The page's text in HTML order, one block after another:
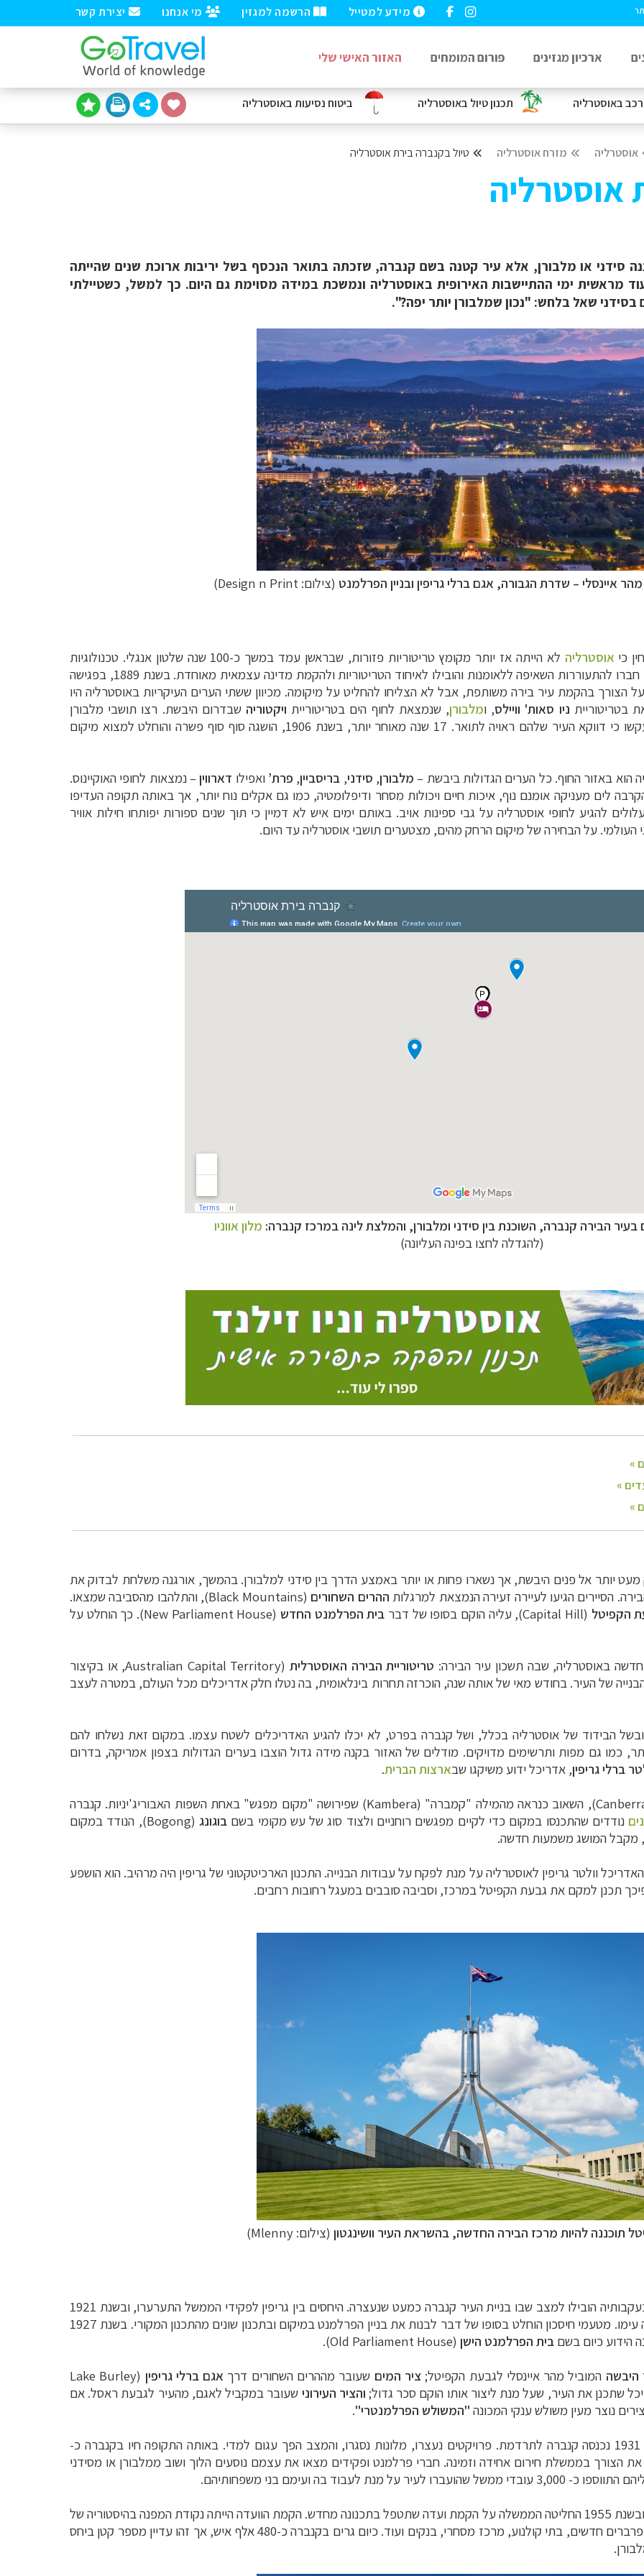
באוסטרליה תכנון טיול באוסטרליה ביטוח נסיעותבאוסטרליה
יצירת קשר מי אנחנו הרשמה למגזין מידע למטייל
ארכיון מגזינים פורום המומחים האזור האישי שלי
אוסטרליה מזרח אוסטרליה טיול בקנברה בירת אוסטרליה
אוסטרליה
סידני או מלבורן, אלא עיר קטנה בשם קנברה, שזכתה בתואר הנכסף בשל יריבות ארוכת שנים שהייתה
מראשית ימי ההתיישבות האירופית באוסטרליה ונמשכת במידה מסוימת גם היום. כך למשל, כשטיילתי
שאל בלחש: "נכון שמלבורן יותר יפה?".
הר איינסלי – שדרת הגבורה, אגם ברלי גריפין ובניין הפרלמנט (צילום: Design n Print)
י אוסטרליה ל
א הייתה אז יותר מקומץ טריטוריות פזורות, שבראשן עמד במשך כ-100 שנה שלטון אנגלי. טכנולוגיות
חדשות, כמו גם מסילות רכבת והמצאת הטלגרף, חברו להתעוררות השאיפה ללאומנות והובילו לאיחוד הטריטוריות ולהקמת מדינה עצמאית מאוחדת. בשנת 1889, בפגישה
על הצורך בהקמת עיר בירה משותפת, אבל לא הצליחו להחליט על מיקומה. מכיוון ששתי הערים העיקריות באוסטרליה היו
בטריטוריית ניו סאות' וויילס, ומלבורן, שנמצאת לחוף הים בטריטוריית ויקטוריהשבדרום היבשת. רצו תושבי מלבורן
להקים את הבירה בעירם ואילו תושבי סידני התעקשו כי דווקא העיר שלהם ראויה לתואר. 17 שנה מאוחר יותר, בשנת 1906, הושגה סוף סוף פשרה והוחלט למצוא מיקום
הוא באזור החוף. כל הערים הגדולות ביבשת – מלבורן, סידני, בריסביין, פרת’ ואפילו דארווין–נמצאות לחופי האוקיינוס.
לים מעניקה אומנם נוף, איכות חיים ויכולות מסחר ודיפלומטיה, כמו גם אקלים נוח יותר, אך באותה תקופה העדיפו
להגיע לחופי אוסטרליה על גבי ספינות אויב. באותם ימים איש לא דמיין כי תוך שנים ספורות יפותחו חילות אוויר
העולמי. על הבחירה של מיקום הרחק מהים, מצטערים תושבי אוסטרליה עד היום.
הבירה קנברה, השוכנת בין סידני ומלבורן, והמלצת לינה במרכז קנברה: מלון אווניו
(להגדלה לחצו בפינה העליונה)
לחצו לפרטים »
לחצו לרשימת היעדים »
יותר אל פנים היבשת, אך נשארו פחות או יותר באמצע הדרך בין סידני למלבורן. בהמשך, אורגנה משלחת לבדוק את
הסיירים הגיעו לעיירה זעירה הנמצאת למרגלות ההרים השחורים (
Black Mountains), והתלהבו מהסביבה שמצאו.
הקפיטל (Capital Hill), עליה הוקם בסופו של דבר בית הפרלמנט החדש(
New Parliament House). כך הוחלט על
טריטוריית הבירה האוסטרלית(
Australian Capital Territory, או בקיצור
של העיר. בחודש מאי של אותה שנה, הוכרזה תחרות בינלאומית, בה נטלו חלק אדריכלים מכל העולם, במטרה לעצב
הבידוד של אוסטרליה בכלל, ושל קנברה בפרט, לא יכלו להגיע האדריכלים לשטח עצמו. במקום זאת נשלחו להם
כמו גם מפות ותרשימים מדויקים. מודלים של האזור בקנה מידה גדול הוצבו בערים הגדולות בצפון אמריקה, בדרום
ברלי גריפין, אדריכל ידוע משיקגו שבארצות הברית.
השאוב כנראה מהמילה "קמברה" (Kambera) שפירושה "מקום מפגש" באחת השפות האבוריג'יניות. קנברה
נודדים שהתכנסו במקום כדי לקיים מפגשים רוחניים ולצוד סוג של עש מקומי בשםבוגונג (
Bogong), הנודד במקום
מקבל המושג משמעות חדשה.
וולטר גריפין לאוסטרליה על מנת לפקח על עבודות הבנייה. התכנון הארכיטקטוני של גריפין היה מרהיב. הוא הושפע
תכנן למקם את גבעת הקפיטל במרכז, וסביבה סובבים במעגל רחובות רחבים.
תוכננה להיות מרכז הבירה החדשה, בהשראת העיר וושינגטון (צילום: Mlenny)
מלחמת העולם הראשונה והמשבר הכלכלי שבא בעקבותיה הובילו למצב שבו בניית העיר קנברה כמעט שנעצרה. היחסים בין גריפין לפקידי הממשל התערערו, ובשנת 1921
החליטה ממשלת אוסטרליה שלא לחדש את החוזה עימו. מטעמי חיסכון הוחלט בסופו של דבר לבנות את בניין הפרלמנט במיקום ובתכנון שונים מהתכנון המקורי. בשנת 1927
הידוע כיום בשם בית הפרלמנט הישן (
Old Parliament House
).
היבשה המוביל מהר איינסלי לגבעת הקפיטל;ציר המים שעובר מההרים השחורים דרך אגם ברלי גריפין (
Lake Burley
והציר העירוני שעובר במקביל לאגם, מהעיר לגבעת ראסל. אם
נוצר מעין משולש ענקי המכונה "המשולש הפרלמנטרי"
.
המיתון העולמי פגע קשות בעיר הצעירה, ומשנת 1931 נכנסה קנברה לתרדמת. פרויקטים נעצרו, מלונות נסגרו, והמצב הפך עגום למדי. באותה התקופה חיו בקנברה כ-
את הצורך בממשלת חירום אחידה וזמינה. חברי פרלמנט ופקידים מצאו את עצמם נוסעים הלוך ושוב ממלבורן או מסידני
בה ועימם בני משפחותיהם.
בעיר הקטנה נוצר מחסור חמור בדיור ובתשתיות, ובשנת 1955 החליטה הממשלה על הקמת ועדה שתטפל בתכנונה מחדש. הקמת הוועדה הייתה נקודת המפנה בהיסטוריה של
העיר ובעקבות זאת הוקמו בה מבנים רבים, כולל פרברים חדשים, בתי קולנוע, מרכז מסחרי, בנקים ועוד. כיום גרים בקנברה כ-480 אלף איש, אך זהו עדיין מספר קטן ביחס